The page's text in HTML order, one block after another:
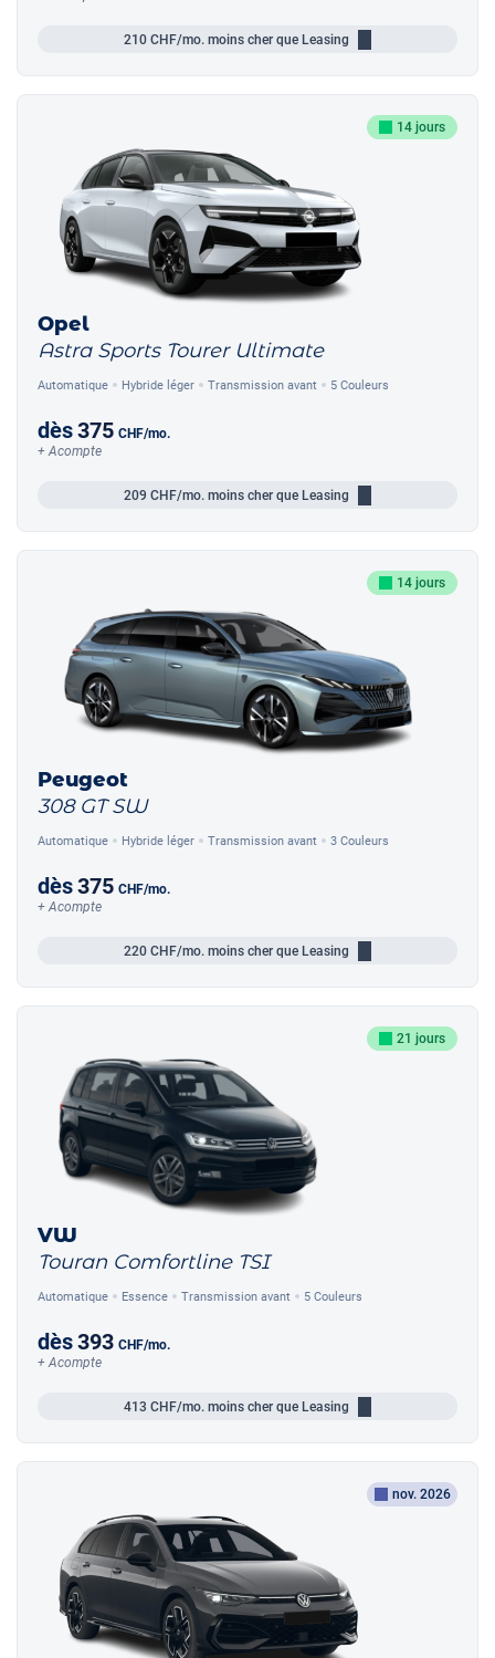
210 CHF/mo. moins cher que Leasing
14 jours
Opel
Astra Sports Tourer Ultimate
Automatique Hybride léger Transmission avant 5 Couleurs
dès375 CHF/mo.
+ Acompte
209 CHF/mo. moins cher que Leasing
14 jours
Peugeot
308 GT SW
Automatique Hybride léger Transmission avant 3 Couleurs
dès375 CHF/mo.
+ Acompte
220 CHF/mo. moins cher que Leasing
21 jours
VW
Touran Comfortline TSI
Automatique Essence Transmission avant 5 Couleurs
dès393 CHF/mo.
+ Acompte
413 CHF/mo. moins cher que Leasing
nov. 2026